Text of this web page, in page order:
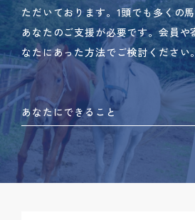
ただいております。 1頭でも多くの
あなたのご支援が必要です。 会員や
なたにあった方法でご検討ください
あなたにできること